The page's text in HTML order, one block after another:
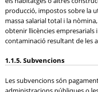
producció, impostos sobre la
massa salarial total i la
obtenir llicències empresarials
contaminació resultant de les
1.1.5. Subvencions
Les subvencions són